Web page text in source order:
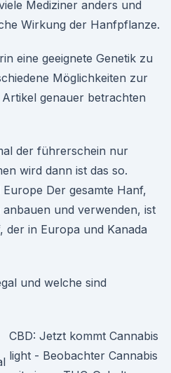
Mediziner anders und
Wirkung der Hanfpflanze.
eine geeignete Genetik zu
Möglichkeiten zur
genauer betrachten
der führerschein nur
wird dann ist das so.
Der gesamte Hanf,
und verwenden, ist
der in Europa und Kanada
und welche sind
CBD: Jetzt kommt Cannabis
light - Beobachter Cannabis